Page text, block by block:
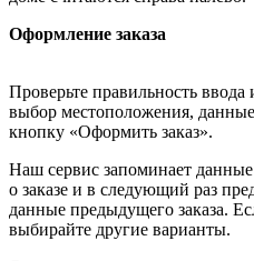
Оформление заказа
Проверьте правильность
выбор местоположения,
кнопку «Оформить заказ».
Наш сервис запоминает
о заказе и в следующий раз
данные предыдущего заказа.
выбирайте другие варианты.